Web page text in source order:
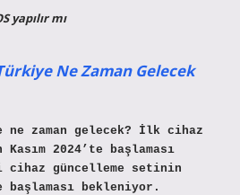
yapılır mı
Ne Zaman Gelecek
ne zaman gelecek? İlk cihaz
2024’te başlaması
güncelleme setinin
bekleniyor.